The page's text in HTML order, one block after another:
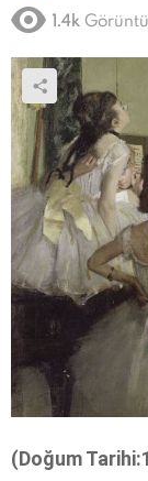
1.4k
(Doğum